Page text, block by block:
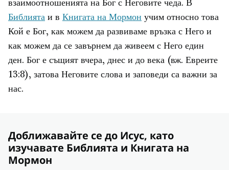
взаимоотношенията на Бог с Неговите чеда. В
Библията и в Книгата на Мормон учим относно това
Кой е Бог, как можем да развиваме връзка с Него и
как можем да се завърнем да живеем с Него един
ден. Бог е същият вчера, днес и до века (вж. Евреите
13:8), затова Неговите слова и заповеди са важни за
нас.
Доближавайте се до Исус, като
изучавате Библията и Книгата на
Мормон